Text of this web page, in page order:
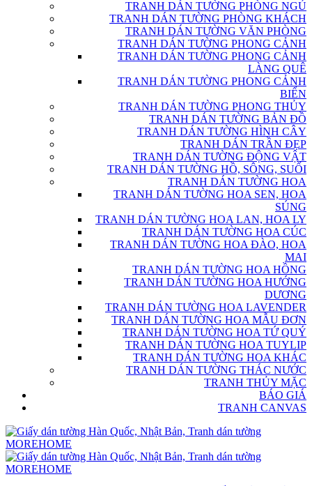
TRANH DÁN TƯỜNG PHÒNG NGỦ
TRANH DÁN TƯỜNG PHÒNG KHÁCH
TRANH DÁN TƯỜNG VĂN PHÒNG
TRANH DÁN TƯỜNG PHONG CẢNH
TRANH DÁN TƯỜNG PHONG CẢNH
LÀNG QUÊ
TRANH DÁN TƯỜNG PHONG CẢNH
BIỂN
TRANH DÁN TƯỜNG PHONG THỦY
TRANH DÁN TƯỜNG BẢN ĐỒ
TRANH DÁN TƯỜNG HÌNH CÂY
TRANH DÁN TRẦN ĐẸP
TRANH DÁN TƯỜNG ĐỘNG VẬT
TRANH DÁN TƯỜNG HỒ, SÔNG, SUỐI
TRANH DÁN TƯỜNG HOA
TRANH DÁN TƯỜNG HOA SEN, HOA
SÚNG
TRANH DÁN TƯỜNG HOA LAN, HOA LY
TRANH DÁN TƯỜNG HOA CÚC
TRANH DÁN TƯỜNG HOA ĐÀO, HOA
MAI
TRANH DÁN TƯỜNG HOA HỒNG
TRANH DÁN TƯỜNG HOA HƯỚNG
DƯƠNG
TRANH DÁN TƯỜNG HOA LAVENDER
TRANH DÁN TƯỜNG HOA MẪU ĐƠN
TRANH DÁN TƯỜNG HOA TỨ QUÝ
TRANH DÁN TƯỜNG HOA TUYLIP
TRANH DÁN TƯỜNG HOA KHÁC
TRANH DÁN TƯỜNG THÁC NƯỚC
TRANH THỦY MẶC
BÁO GIÁ
TRANH CANVAS